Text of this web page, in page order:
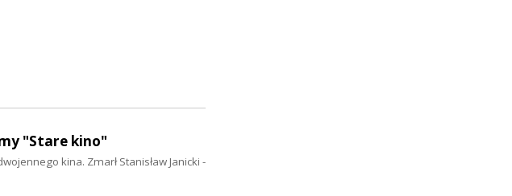
"Stare kino"
kina. Zmarł Stanisław Janicki -